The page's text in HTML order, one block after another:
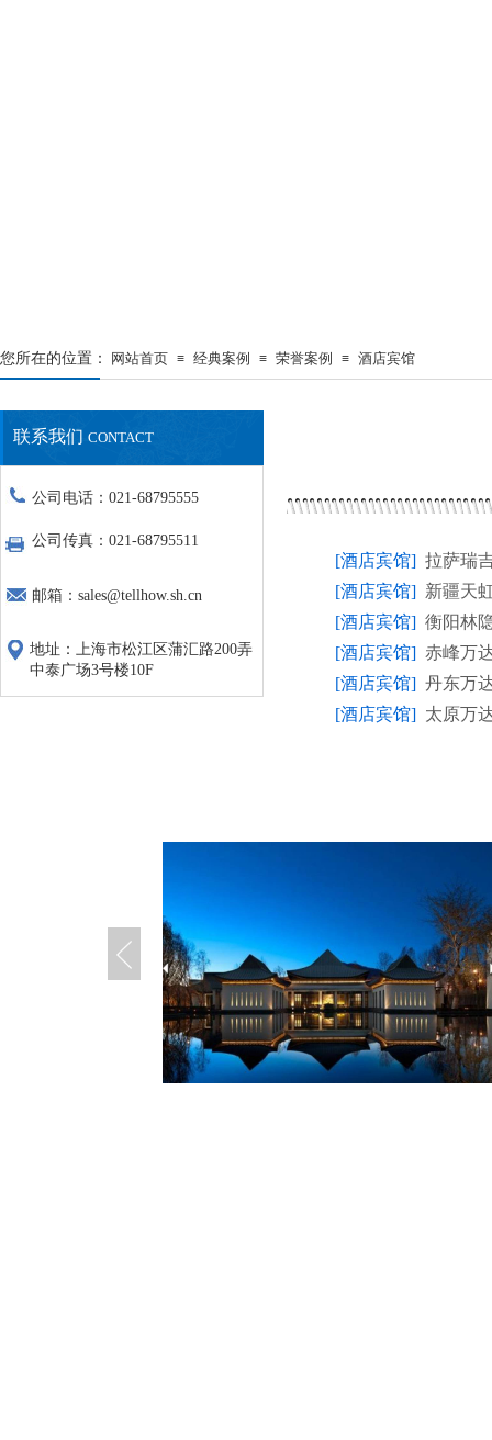
您所在的位置： 网站首页 ≡ 经典案例 ≡ 荣誉案例 ≡ 酒店宾馆
联系我们 CONTACT
最新资讯
公司电话：021-68795555
公司传真：021-68795511
[酒店宾馆] 拉萨瑞
[酒店宾馆] 新疆天
[酒店宾馆] 衡阳林
[酒店宾馆] 赤峰万
[酒店宾馆] 丹东万
[酒店宾馆] 太原万
邮箱：sales@tellhow.sh.cn
地址：上海市松江区蒲汇路200弄
中泰广场3号楼10F